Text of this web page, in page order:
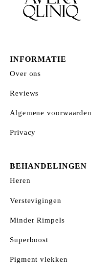
INFORMATIE
Over ons
Reviews
Algemene voorwaarden
Privacy
BEHANDELINGEN
Heren
Verstevigingen
Minder Rimpels
Superboost
Pigment vlekken